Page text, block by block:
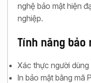
nghệ bảo mật hiện
nghiệp.
Tính năng bảo
Xác thực người dùng
In bảo mật bằng mã